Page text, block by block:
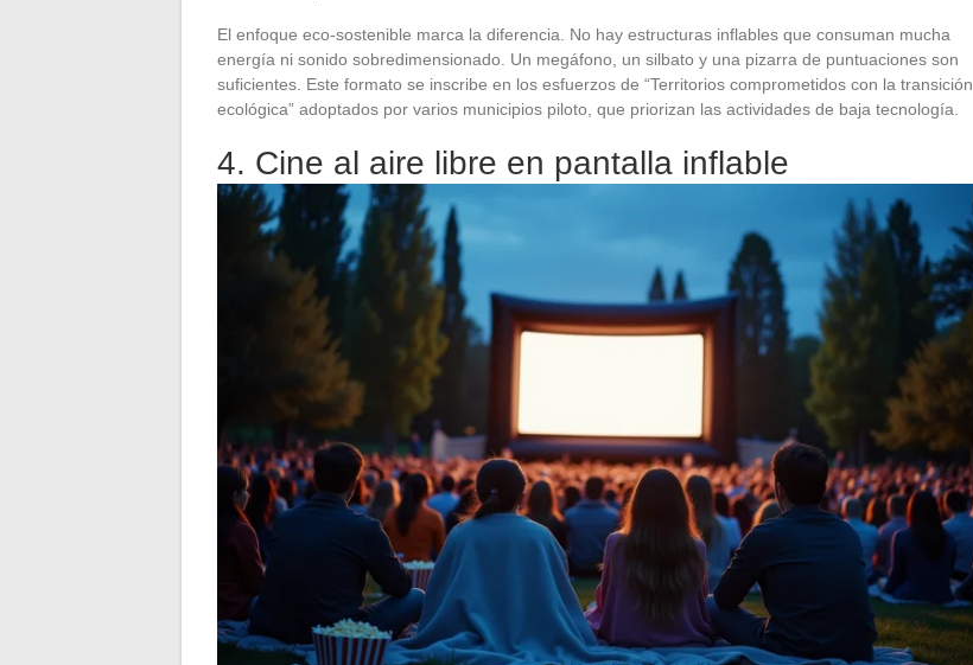
El enfoque eco-sostenible marca la diferencia. No hay estructuras inflables que consuman mucha
energía ni sonido sobredimensionado. Un megáfono, un silbato y una pizarra de puntuaciones son
suficientes. Este formato se inscribe en los esfuerzos de “Territorios comprometidos con la transición
ecológica” adoptados por varios municipios piloto, que priorizan las actividades de baja tecnología.
4. Cine al aire libre en pantalla inflable